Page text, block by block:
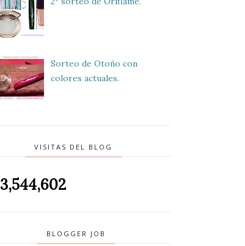
Sorteo de Otoño con
colores actuales.
VISITAS DEL BLOG
3,544,602
BLOGGER JOB